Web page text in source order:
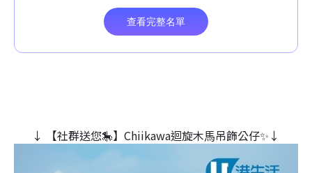
↓ 【社群送您🎠】Chiikawa迴旋木⾺吊飾公仔✨↓